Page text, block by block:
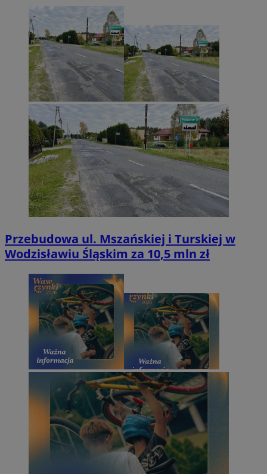
Przebudowa ul. Mszańskiej i Turskiej w
Wodzisławiu Śląskim za 10,5 mln zł